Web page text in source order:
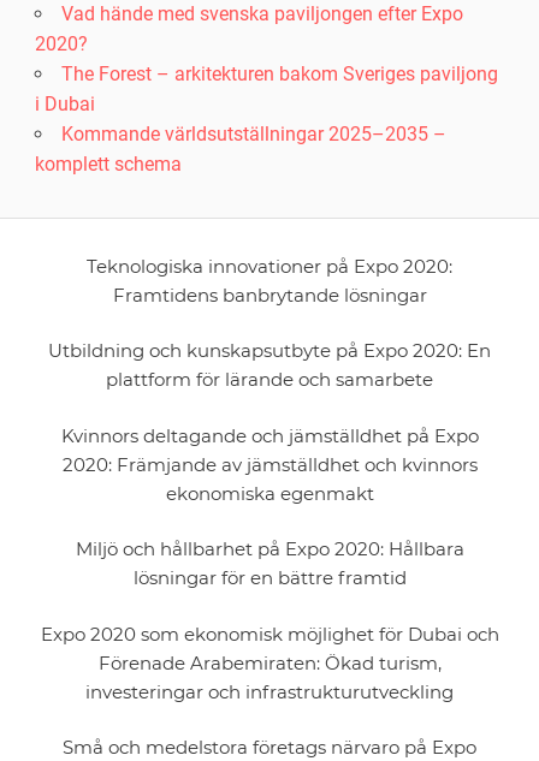
Vad hände med svenska paviljongen efter Expo
2020?
The Forest – arkitekturen bakom Sveriges paviljong
i Dubai
Kommande världsutställningar 2025–2035 –
komplett schema
Teknologiska innovationer på Expo 2020:
Framtidens banbrytande lösningar
Utbildning och kunskapsutbyte på Expo 2020: En
plattform för lärande och samarbete
Kvinnors deltagande och jämställdhet på Expo
2020: Främjande av jämställdhet och kvinnors
ekonomiska egenmakt
Miljö och hållbarhet på Expo 2020: Hållbara
lösningar för en bättre framtid
Expo 2020 som ekonomisk möjlighet för Dubai och
Förenade Arabemiraten: Ökad turism,
investeringar och infrastrukturutveckling
Små och medelstora företags närvaro på Expo